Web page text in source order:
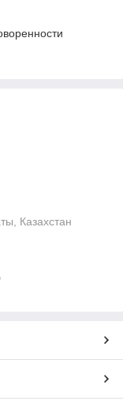
Казахстан